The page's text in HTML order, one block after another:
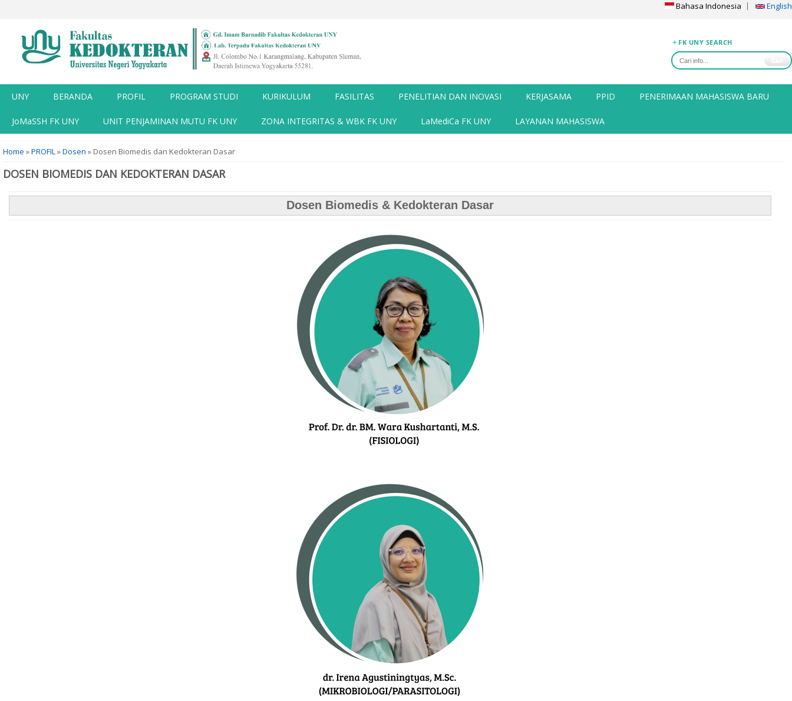
Bahasa Indonesia English
FK UNY SEARCH
UNY BERANDA PROFIL PROGRAM STUDI KURIKULUM FASILITAS PENELITIAN DAN INOVASI KERJASAMA PPID PENERIMAAN MAHASISWA BARU
JoMaSSH FK UNY UNIT PENJAMINAN MUTU FK UNY ZONA INTEGRITAS & WBK FK UNY LaMediCa FK UNY LAYANAN MAHASISWA
You are here
Home »PROFIL»Dosen » Dosen Biomedis dan Kedokteran Dasar
DOSEN BIOMEDIS DAN KEDOKTERAN DASAR
Dosen Biomedis & Kedokteran Dasar